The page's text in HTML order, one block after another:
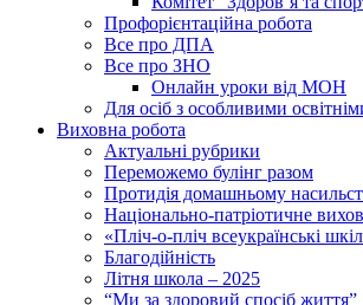
Профорієнтаційна робота
Все про ДПА
Все про ЗНО
Онлайн уроки від МОН
Для осіб з особливими
Виховна робота
Актуальні рубрики
Переможемо булінг разом
Протидія домашньому
Національно-патріотичне
«Пліч-о-пліч всеукраїнські
Благодійність
Літня школа – 2025
“Ми за здоровий спосіб життя”